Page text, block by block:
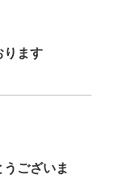
ります
ございま